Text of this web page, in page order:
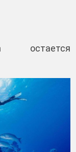
остается